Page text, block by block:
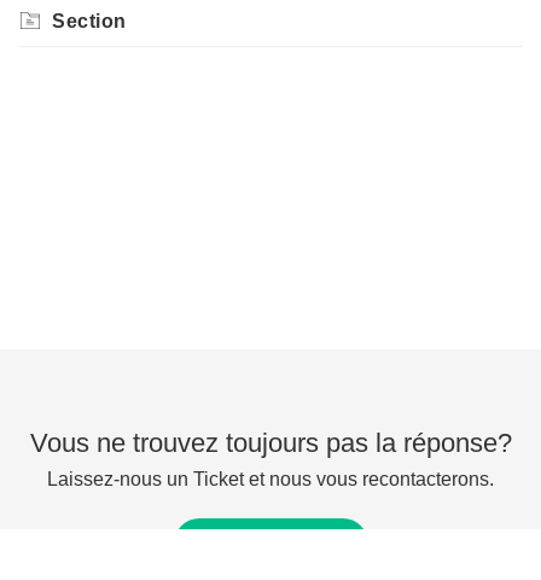
Section
Vous ne trouvez toujours pas la réponse?
Laissez-nous un Ticket et nous vous recontacterons.